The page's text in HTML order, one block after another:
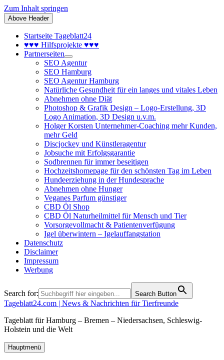
Zum Inhalt springen
Above Header
Startseite Tageblatt24
♥♥♥ Hilfsprojekte ♥♥♥
Partnerseiten
SEO Agentur
SEO Hamburg
SEO Agentur Hamburg
Natürliche Gesundheit für ein langes und vitales Leben
Abnehmen ohne Diät
Photoshop & Grafik Design – Logo-Erstellung, 3D
Logo Animation, 3D Design u.v.m.
Holger Korsten Unternehmer-Coaching mehr Kunden,
mehr Geld
Discjockey und Künstleragentur
Jobsuche mit Erfolgsgarantie
Sodbrennen für immer beseitigen
Hochzeitshomepage für den schönsten Tag im Leben
Hundeerziehung in der Hundesprache
Abnehmen ohne Hunger
Veganes Parfum günstiger
CBD Öl Shop
CBD Öl Naturheilmittel für Mensch und Tier
Vorsorgevollmacht & Patientenverfügung
Igel überwintern – Igelauffangstation
Datenschutz
Disclaimer
Impressum
Werbung
Search for: Search Button
Tageblatt24.com | News & Nachrichten für Tierfreunde
Tageblatt für Hamburg – Bremen – Niedersachsen, Schleswig-
Holstein und die Welt
Hauptmenü